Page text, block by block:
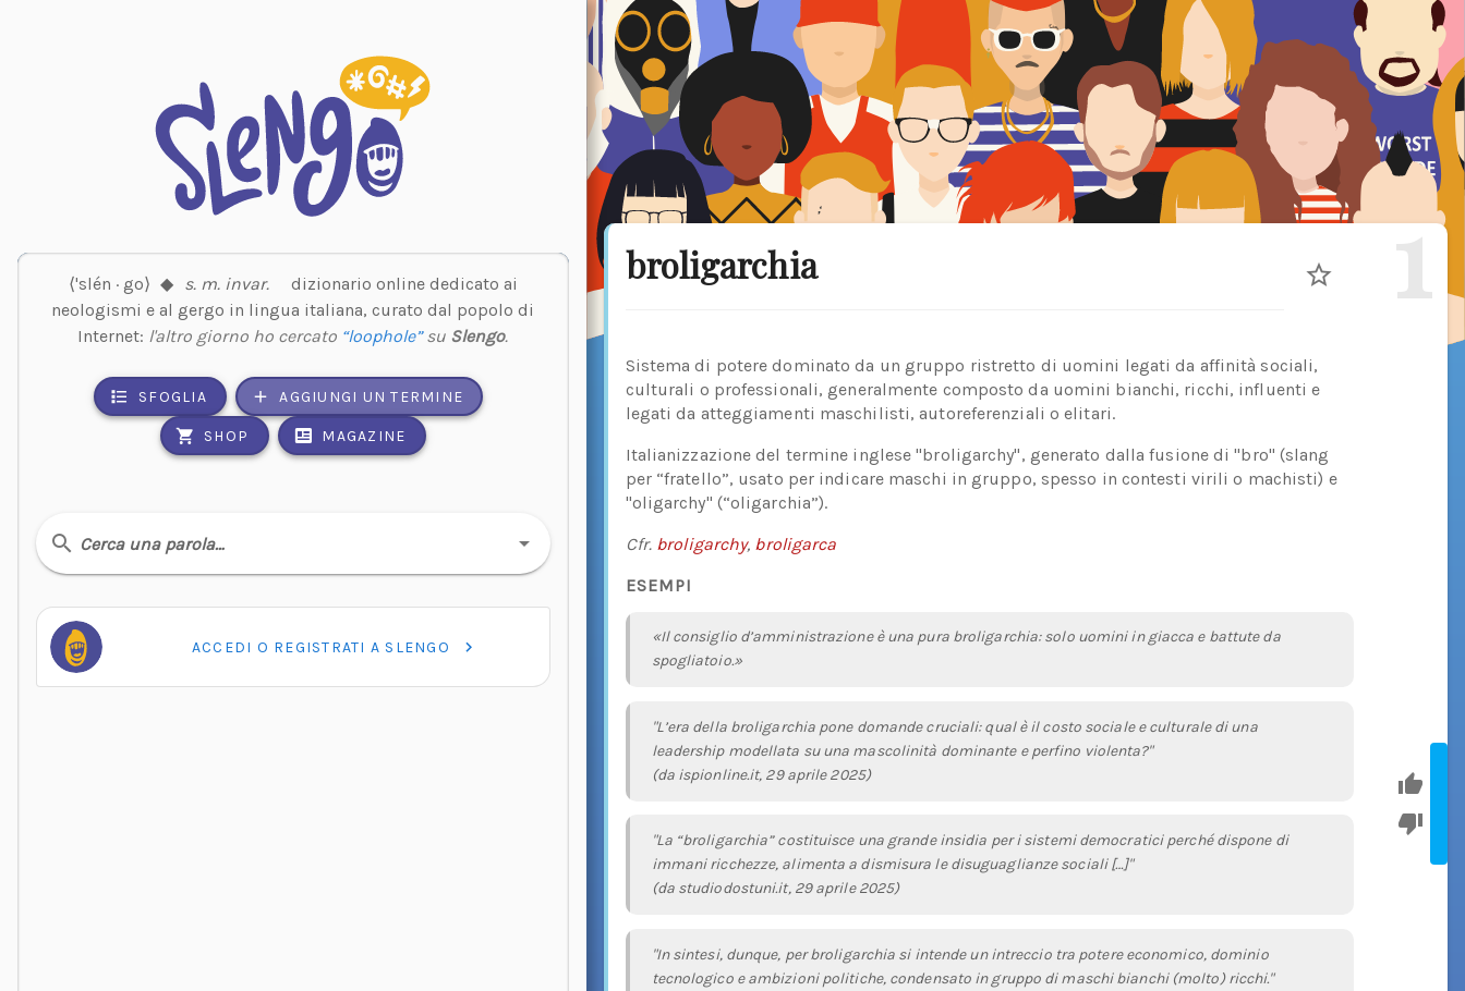
⟨'slén · go⟩ ◆ s. m. invar.
dizionario online dedicato ai
neologismi e al gergo in lingua italiana, curato dal popolo di
Internet: l'altro giorno ho cercato “loophole”su Slengo.
SFOGLIA AGGIUNGI UN TERMINE
SHOP MAGAZINE
Cerca una parola…
ACCEDI O REGISTRATI A SLENGO
broligarchia 1
Sistema di potere dominato da un gruppo ristretto di uomini legati da affinità sociali,
culturali o professionali, generalmente composto da uomini bianchi, ricchi, influenti e
legati da atteggiamenti maschilisti, autoreferenziali o elitari.
Italianizzazione del termine inglese "broligarchy", generato dalla fusione di "bro" (slang
per “fratello”, usato per indicare maschi in gruppo, spesso in contesti virili o machisti) e
"oligarchy" (“oligarchia”).
Cfr. broligarchy, broligarca
ESEMPI
«Il consiglio d’amministrazione è una pura broligarchia: solo uomini in giacca e battute da
spogliatoio.»
"L’era della broligarchia pone domande cruciali: qual è il costo sociale e culturale di una
leadership modellata su una mascolinità dominante e perfino violenta?"
(da ispionline.it, 29 aprile 2025)
"La “broligarchia” costituisce una grande insidia per i sistemi democratici perché dispone di
immani ricchezze, alimenta a dismisura le disuguaglianze sociali […]"
(da studiodostuni.it, 29 aprile 2025)
"In sintesi, dunque, per broligarchia si intende un intreccio tra potere economico, dominio
tecnologico e ambizioni politiche, condensato in gruppo di maschi bianchi (molto) ricchi."